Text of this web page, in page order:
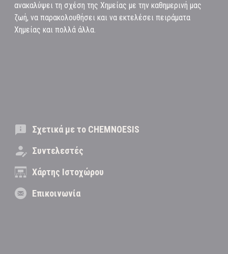
ανακαλύψει τη σχέση της Χημείας με την καθημερινή μας
ζωή, να παρακολουθήσει και να εκτελέσει πειράματα
Χημείας και πολλά άλλα.
Σχετικά με το CHEMNOESIS
Συντελεστές
Χάρτης Ιστοχώρου
Επικοινωνία